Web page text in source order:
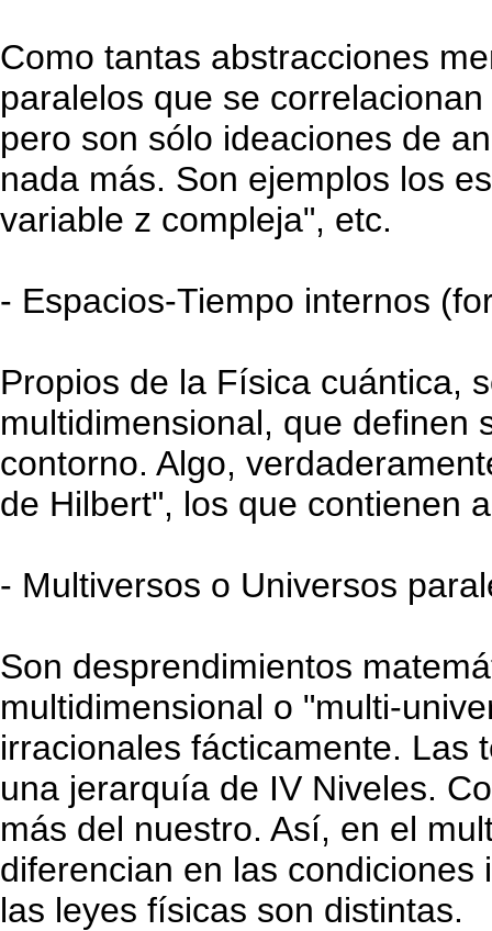
Como tantas abstracciones
paralelos que se
pero son sólo ideaciones de
nada más. Son ejemplos los
variable z compleja", etc.
- Espacios-Tiempo internos
Propios de la Física cuántica,
multidimensional, que definen
contorno. Algo,
de Hilbert", los que contienen
- Multiversos o Universos
Son desprendimientos
multidimensional o "multi-
irracionales fácticamente. Las
una jerarquía de IV Niveles.
más del nuestro. Así, en el
diferencian en las
las leyes físicas son distintas.